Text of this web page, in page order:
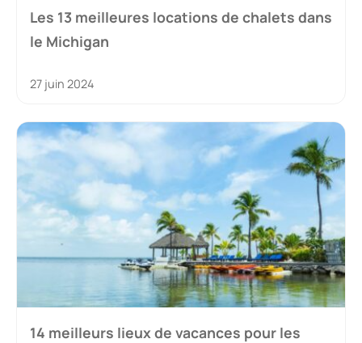
Les 13 meilleures locations de chalets dans
le Michigan
27 juin 2024
14 meilleurs lieux de vacances pour les